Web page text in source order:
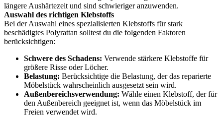
längere Aushärtezeit und sind schwieriger anzuwenden.
Auswahl des richtigen Klebstoffs
Bei der Auswahl eines spezialisierten Klebstoffs für stark
beschädigtes Polyrattan solltest du die folgenden Faktoren
berücksichtigen:
Schwere des Schadens: Verwende stärkere Klebstoffe für
größere Risse oder Löcher.
Belastung: Berücksichtige die Belastung, der das reparierte
Möbelstück wahrscheinlich ausgesetzt sein wird.
Außenbereichsverwendung: Wähle einen Klebstoff, der für
den Außenbereich geeignet ist, wenn das Möbelstück im
Freien verwendet wird.